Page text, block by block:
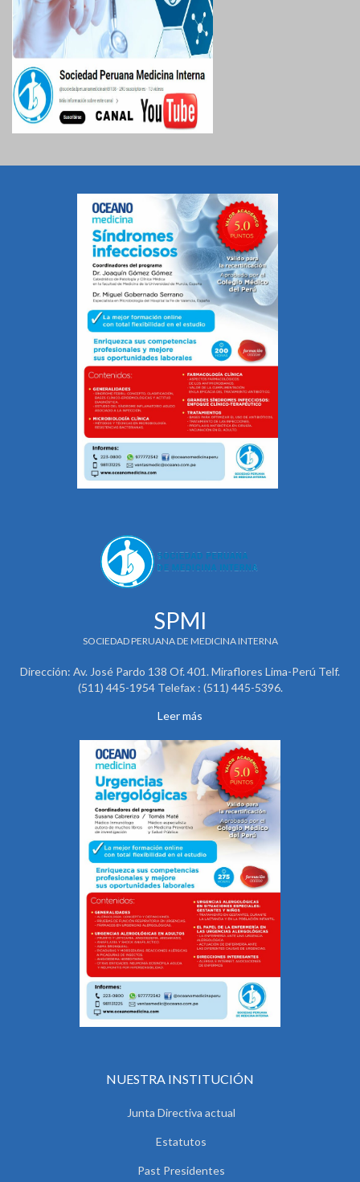
SPMI
SOCIEDAD PERUANA DE MEDICINA INTERNA
Dirección: Av. José Pardo 138 Of. 401. Miraflores Lima-Perú Telf.
(511) 445-1954 Telefax : (511) 445-5396.
Leer más
NUESTRA INSTITUCIÓN
Junta Directiva actual
Estatutos
Past Presidentes